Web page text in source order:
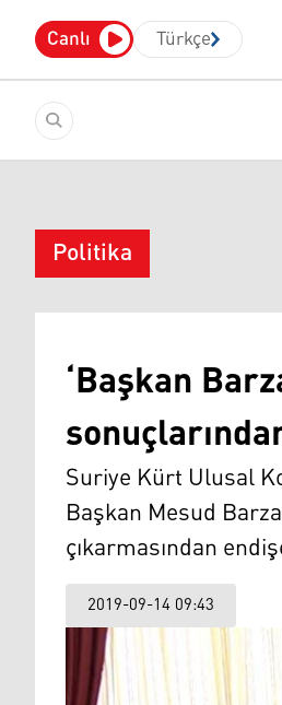
Canlı Türkçe
Politika
‘Başkan
Suriye Kürt Ulusal
Başkan Mesud
çıkarmasından
2019-09-14 09:43